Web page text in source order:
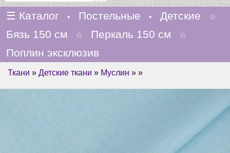
☰ Каталог • Постельные • Детские ☆
Бязь 150 см ☆ Перкаль 150 см ☆
Поплин эксклюзив
Ткани » Детские ткани » Муслин » »